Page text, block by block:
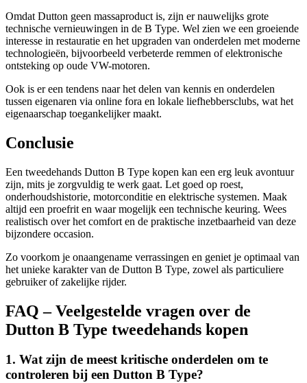
Omdat Dutton geen massaproduct is, zijn er nauwelijks grote
technische vernieuwingen in de B Type. Wel zien we een groeiende
interesse in restauratie en het upgraden van onderdelen met moderne
technologieën, bijvoorbeeld verbeterde remmen of elektronische
ontsteking op oude VW-motoren.
Ook is er een tendens naar het delen van kennis en onderdelen
tussen eigenaren via online fora en lokale liefhebbersclubs, wat het
eigenaarschap toegankelijker maakt.
Conclusie
Een tweedehands Dutton B Type kopen kan een erg leuk avontuur
zijn, mits je zorgvuldig te werk gaat. Let goed op roest,
onderhoudshistorie, motorconditie en elektrische systemen. Maak
altijd een proefrit en waar mogelijk een technische keuring. Wees
realistisch over het comfort en de praktische inzetbaarheid van deze
bijzondere occasion.
Zo voorkom je onaangename verrassingen en geniet je optimaal van
het unieke karakter van de Dutton B Type, zowel als particuliere
gebruiker of zakelijke rijder.
FAQ – Veelgestelde vragen over de
Dutton B Type tweedehands kopen
1. Wat zijn de meest kritische onderdelen om te
controleren bij een Dutton B Type?